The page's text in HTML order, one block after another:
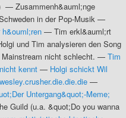
— Zusammenh&auml;nge
in der Pop-Musik —
— Tim erkl&auml;rt
und Tim analysieren den Song
nicht schlecht. — Tim
kennt — Holgi schickt Wil
—
Untergang&quot;-Meme;
Guild (u.a. &quot;Do you wanna